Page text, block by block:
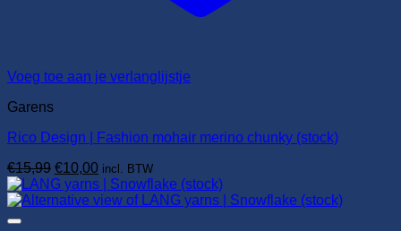
Voeg toe aan je verlanglijstje
Garens
Rico Design | Fashion mohair merino chunky (stock)
€15,99 Oorspronkelijke
prijs
was:
€10,00Huidige
prijs
is:
incl. BTW